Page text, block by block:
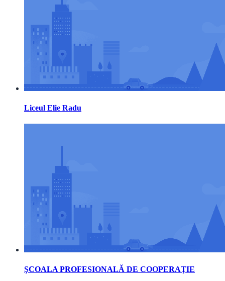
Liceul Elie Radu
ŞCOALA PROFESIONALĂ DE COOPERAŢIE